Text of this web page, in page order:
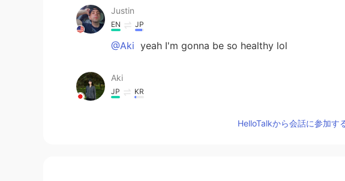
Justin
EN JP
@Aki yeah I'm gonna be so healthy lol
Aki
JP KR
HelloTalkから会話に参加す